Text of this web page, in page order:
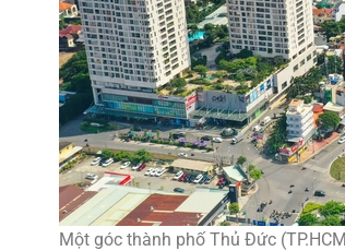
Một góc thành phố Thủ Đức